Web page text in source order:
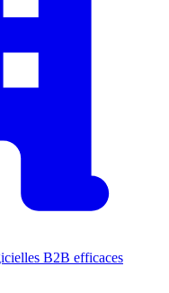
B2B efficaces